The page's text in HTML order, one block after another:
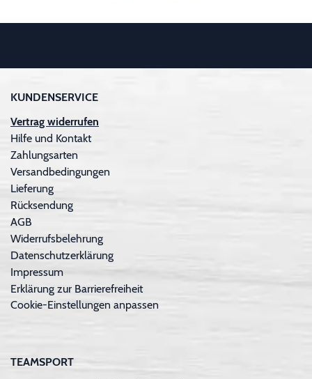
KUNDENSERVICE
Vertrag widerrufen
Hilfe und Kontakt
Zahlungsarten
Versandbedingungen
Lieferung
Rücksendung
AGB
Widerrufsbelehrung
Datenschutzerklärung
Impressum
Erklärung zur Barrierefreiheit
Cookie-Einstellungen anpassen
TEAMSPORT